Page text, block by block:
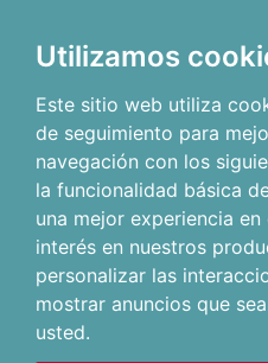
Utilizamos
Este sitio web utiliza
de seguimiento para
navegación con los
la funcionalidad básica
una mejor experiencia
interés en nuestros
personalizar las
mostrar anuncios que
usted.